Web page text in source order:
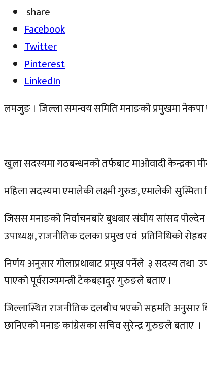
share
Facebook
Twitter
Pinterest
LinkedIn
लमजुङ । जिल्ला समन्वय समिति मनाङको प्रमुखमा नेकपा
खुला सदस्यमा गठबन्धनको तर्फबाट माओवादी केन्द्रका
महिला सदस्यमा एमालेकी लक्ष्मी गुरुङ, एमालेकी सुस्मिता
जिसस मनाङको निर्वाचनबारे बुधबार संघीय सांसद
उपाध्यक्ष, राजनीतिक दलका प्रमुख एवं प्रतिनिधिको
निर्णय अनुसार गोलाप्रथाबाट प्रमुख पर्नेले ३ सदस्य
पाएको पूर्वराज्यमन्त्री टेकबहादुर गुरुङले बताए ।
जिल्लास्थित राजनीतिक दलबीच भएको सहमति अनुसार
छानिएको मनाङ कांग्रेसका सचिव सुरेन्द्र गुरुङले बताए ।